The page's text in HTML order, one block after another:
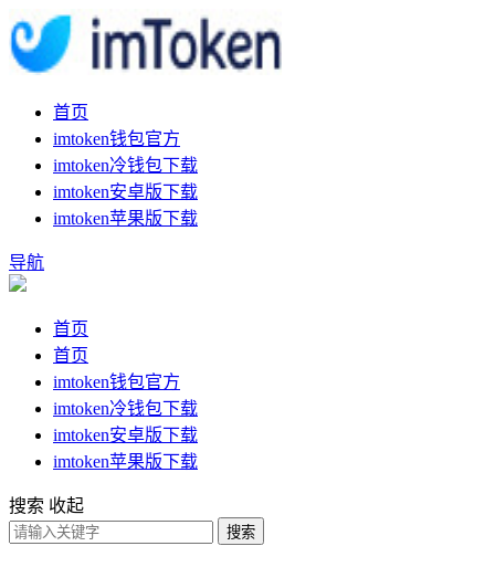
首页
imtoken钱包官方
imtoken冷钱包下载
imtoken安卓版下载
imtoken苹果版下载
导航
首页
首页
imtoken钱包官方
imtoken冷钱包下载
imtoken安卓版下载
imtoken苹果版下载
搜索 收起
搜索